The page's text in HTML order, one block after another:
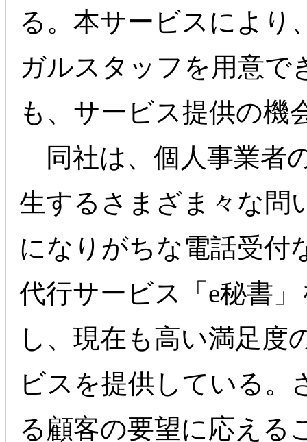
る。本サービスにより
ガルスタッフを用意で
も、サービス提供の機
同社は、個人事業者
生するさまざま々な問
になりがちな電話受付
代行サービス「e秘書
し、現在も高い満足度
ビスを提供している。
る顧客の要望に応える